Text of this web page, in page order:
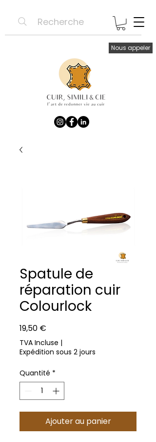
Recherche
Nous appeler
Spatule de
réparation cuir
Colourlock
19,50 €
TVA Incluse |
Expédition sous 2 jours
Quantité *
Ajouter au panier